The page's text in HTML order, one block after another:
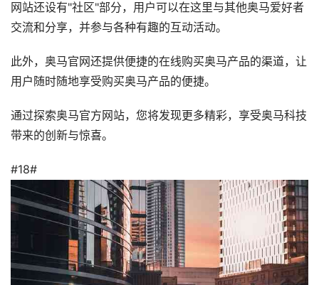
网站还设有"社区"部分，用户可以在这里与其他奥马爱好者
交流和分享，并参与各种有趣的互动活动。
此外，奥马官网还提供便捷的在线购买奥马产品的渠道，让
用户随时随地享受购买奥马产品的便捷。
通过探索奥马官方网站，您将发现更多精彩，享受奥马科技
带来的创新与惊喜。
#18#